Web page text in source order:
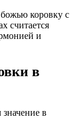
коровку с
считается
и
в
в